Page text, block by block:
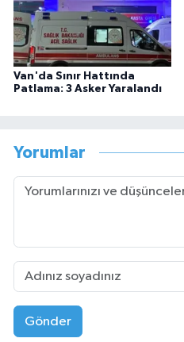
Van'da Sınır Hattında
Patlama: 3 Asker Yaralandı
Yorumlar
Gönder